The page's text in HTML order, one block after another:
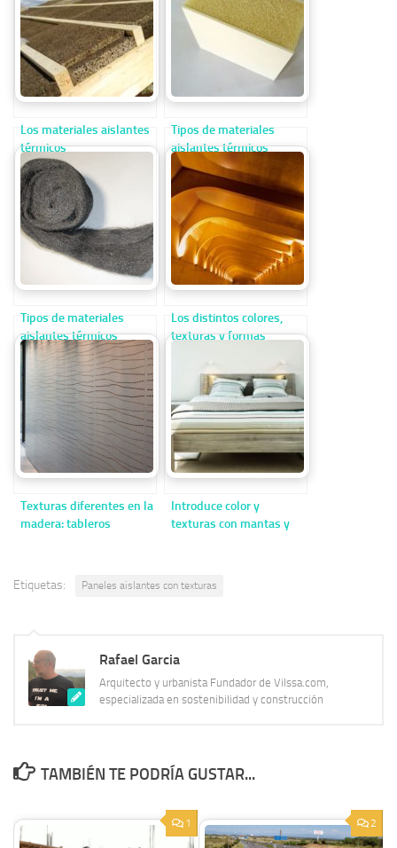
Los materiales aislantes
térmicos
Tipos de materiales
aislantes térmicos
contaminantes y no
reciclables
Tipos de materiales
aislantes térmicos
reciclables
Los distintos colores,
texturas y formas
armado
Texturas diferentes en la
madera: tableros
Introduce color y
texturas con mantas y
Etiquetas: Paneles aislantes con texturas
Rafael Garcia
Arquitecto y urbanista Fundador de Vilssa.com,
especializada en sostenibilidad y construcción
TAMBIÉN TE PODRÍA GUSTAR...
1 2